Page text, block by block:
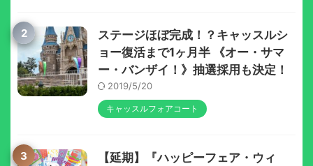
2
ステージほぼ完成！？キャッスルシ
ョー復活まで1ヶ月半 《オー・サマ
ー・バンザイ！》抽選採用も決定！
2019/5/20
キャッスルフォアコート
3
【延期】『ハッピーフェア・ウィ